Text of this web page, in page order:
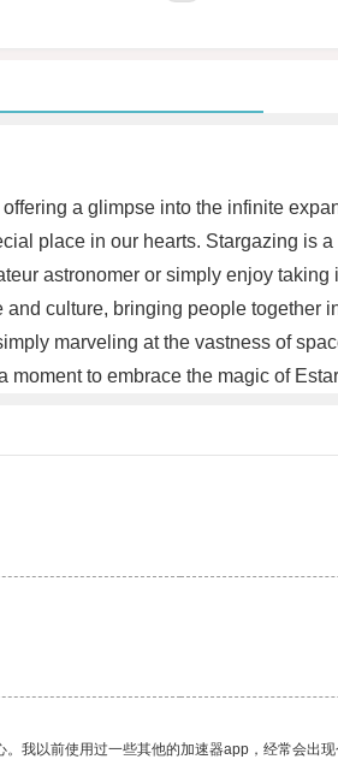
a glimpse into the infinite
place in our hearts. Stargazing is
astronomer or simply enjoy
culture, bringing people
marveling at the vastness of
to embrace the magic of
我以前使用过一些其他的加速器app，经常会出现